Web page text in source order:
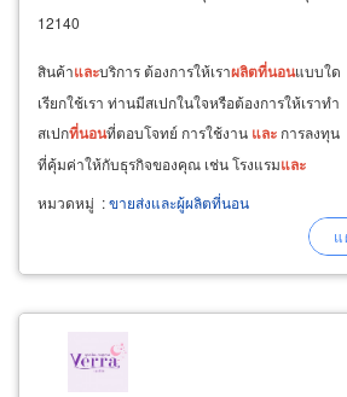
12140
สินค้าและบริการ ต้องการให้เราผลิตที่นอนแบบใด
เรียกใช้เรา ท่านมีสเปกในใจหรือต้องการให้เราทำ
สเปกที่นอนที่ตอบโจทย์ การใช้งาน และ การลงทุน
ที่คุ้มค่าให้กับธุรกิจของคุณ เช่น โรงแรมและ
รีสอร์ท, อพาร์ทเม้น และหอพัก, โรงพยาบาล
สูงอายุ) โรงงาน
หมวดหมู่ :ขายส่งและผู้ผลิตที่นอน